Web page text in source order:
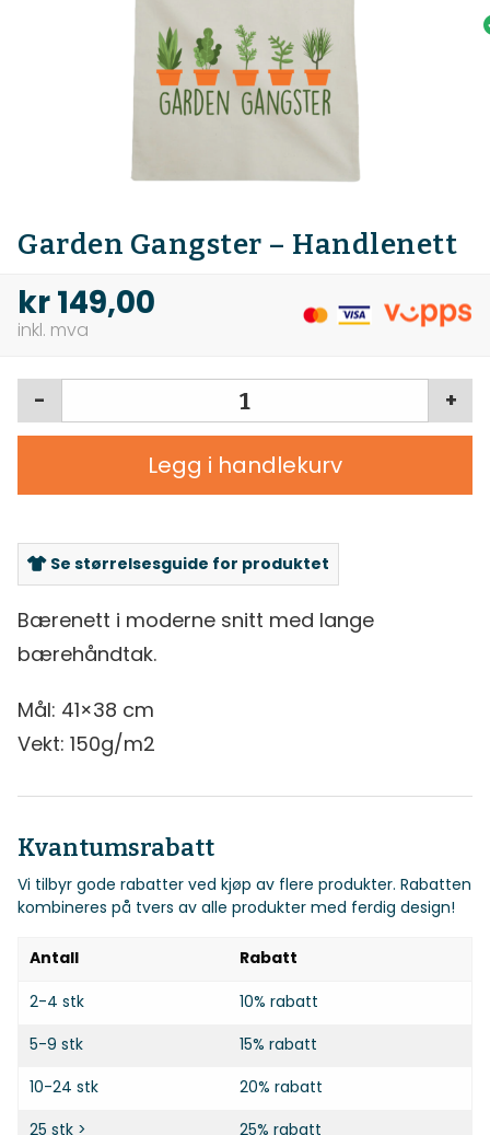
Garden Gangster – Handlenett
kr149,00
+
-
Legg i handlekurv
Se størrelsesguide for produktet
Bærenett i moderne snitt med lange
bærehåndtak.
Mål: 41×38 cm
Vekt: 150g/m2
Kvantumsrabatt
Vi tilbyr gode rabatter ved kjøp av flere produkter. Rabatten
kombineres på tvers av alle produkter med ferdig design!
Antall
Rabatt
2-4 stk
10% rabatt
5-9 stk
15% rabatt
10-24 stk
20% rabatt
25 stk >
25% rabatt